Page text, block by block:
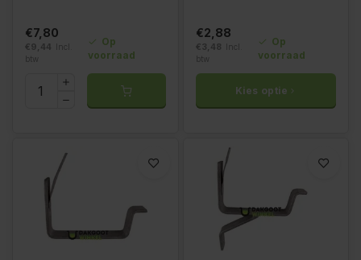
€7,80
€9,44
Incl.
btw
Op
voorraad
€2,88
€3,48
Incl.
btw
Op
voorraad
Kies optie